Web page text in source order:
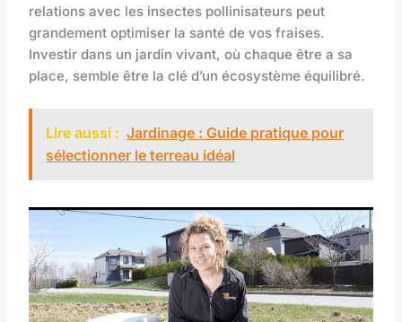
relations avec les insectes pollinisateurs peut
grandement optimiser la santé de vos fraises.
Investir dans un jardin vivant, où chaque être a sa
place, semble être la clé d’un écosystème équilibré.
Lire aussi : Jardinage : Guide pratique pour
sélectionner le terreau idéal